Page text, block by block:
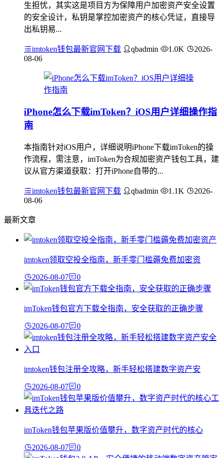
生担忧，其实这是项目方为保障用户加密资产安全设置
的安全设计，私钥是掌控加密资产的核心凭证，直接导
出私钥易...
imtoken钱包最新官网下载 qbadmin 1.0K
2026-
08-06
iPhone怎么下载imToken？iOS用户详细操作指
南
本指南针对iOS用户，详细说明iPhone下载imToken的操
作流程，需注意，imToken为合规加密资产钱包工具，建
议从官方渠道获取：打开iPhone自带的...
imtoken钱包最新官网下载 qbadmin 1.1K
2026-
08-06
最新文章
imtoken领取空投全指南，新手零门槛薅免费加密资
2026-08-07 0
imToken钱包官方下载全指南，安全获取的正确步骤
2026-08-07 0
imtoken钱包注册全攻略，新手轻松搭建数字资产安
2026-08-07 0
imToken钱包苹果版价值攀升，数字资产时代的核心
2026-08-07 0